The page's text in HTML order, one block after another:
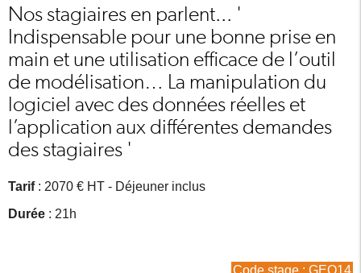
Nos stagiaires en parlent... '
Indispensable pour une bonne prise en
main et une utilisation efficace de l’outil
de modélisation… La manipulation du
logiciel avec des données réelles et
l’application aux différentes demandes
des stagiaires '
Tarif: 2070 € HT - Déjeuner inclus
Durée : 21h
Code stage : GEO14